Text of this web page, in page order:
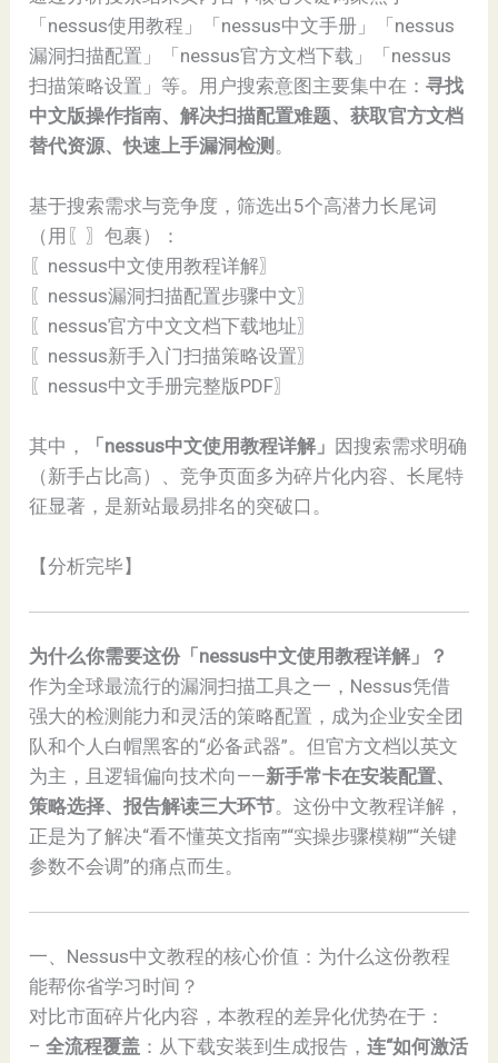
「nessus使用教程」「nessus中文手册」「nessus
漏洞扫描配置」「nessus官方文档下载」「nessus
扫描策略设置」等。用户搜索意图主要集中在：寻找
中文版操作指南、解决扫描配置难题、获取官方文档
替代资源、快速上手漏洞检测 。
基于搜索需求与竞争度，筛选出5个高潜力长尾词
（用〖〗包裹）：
〖nessus中文使用教程详解〗
〖nessus漏洞扫描配置步骤中文〗
〖nessus官方中文文档下载地址〗
〖nessus新手入门扫描策略设置〗
〖nessus中文手册完整版PDF〗
其中， 「nessus中文使用教程详解」 因搜索需求明确
（新手占比高）、竞争页面多为碎片化内容、长尾特
征显著，是新站最易排名的突破口。
【分析完毕】
为什么你需要这份「nessus中文使用教程详解」？
作为全球最流行的漏洞扫描工具之一，Nessus凭借
强大的检测能力和灵活的策略配置，成为企业安全团
队和个人白帽黑客的“必备武器”。但官方文档以英文
为主，且逻辑偏向技术向——新手常卡在安装配置、
策略选择、报告解读三大环节。这份中文教程详解，
正是为了解决“看不懂英文指南”“实操步骤模糊”“关键
参数不会调”的痛点而生。
一、Nessus中文教程的核心价值：为什么这份教程
能帮你省学习时间？
对比市面碎片化内容，本教程的差异化优势在于：
–全流程覆盖 ：从下载安装到生成报告，连“如何激活